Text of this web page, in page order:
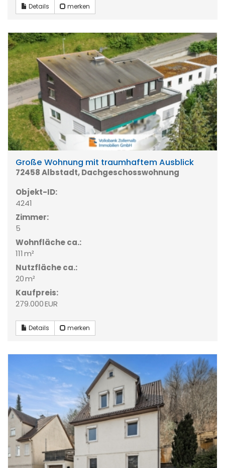
Details merken
Große Wohnung mit traumhaftem Ausblick
72458 Albstadt, Dachgeschosswohnung
Objekt-ID:
4241
Zimmer:
5
Wohnfläche ca.:
111 m²
Nutzfläche ca.:
20 m²
Kaufpreis:
279.000 EUR
Details merken